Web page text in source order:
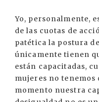
Yo, personalmente,
de las cuotas de
patética la postura
únicamente tienen
están capacitadas,
mujeres no tenemos
momento nuestra